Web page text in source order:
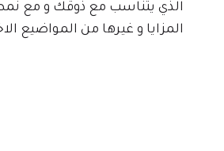
الذي يتناسب مع ذوقك و مع
المزايا و غيرها من المواضيع